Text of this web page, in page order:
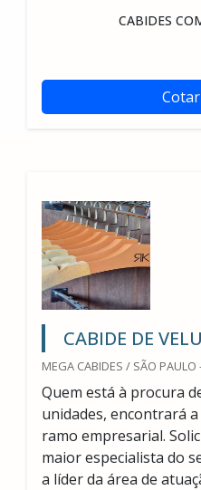
CABIDES
CABIDE DE
MEGA CABIDES / SÃO PAULO
Quem está à procura
unidades, encontrará
ramo empresarial.
maior especialista do
a líder da área de